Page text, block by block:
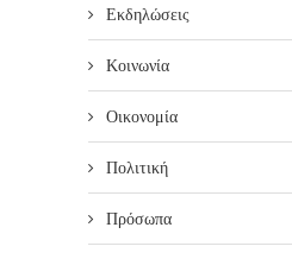
Εκδηλώσεις
Κοινωνία
Οικονομία
Πολιτική
Πρόσωπα